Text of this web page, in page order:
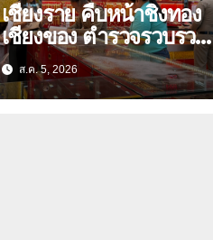
เชียงราย คืบหน้าชิงทอง
เชียงของ ตำรวจรวบรวม
หลักฐาน ประสาน
สปป.ลาว ติดตามจับกุม
ส.ค. 5, 2026